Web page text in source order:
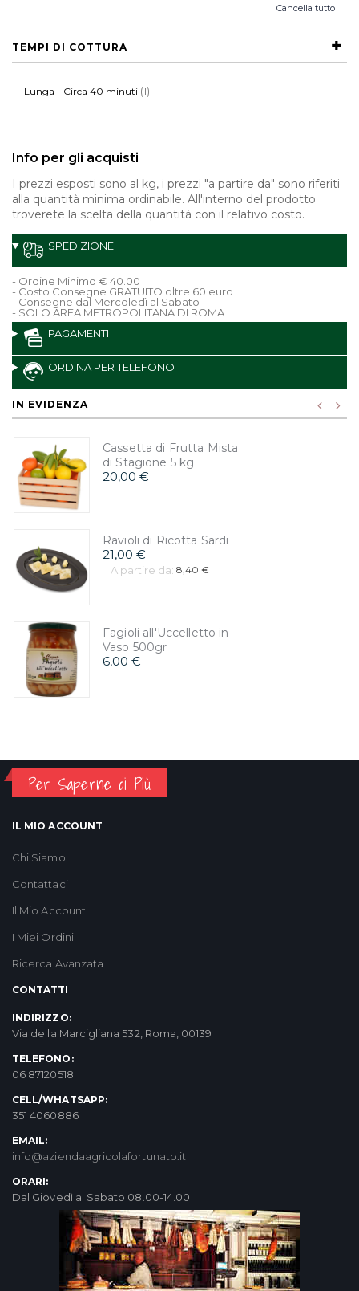
Cancella tutto
TEMPI DI COTTURA
Lunga - Circa 40 minuti (1)
Info per gli acquisti
I prezzi esposti sono al kg, i prezzi "a partire da" sono riferiti
alla quantità minima ordinabile. All'interno del prodotto
troverete la scelta della quantità con il relativo costo.
SPEDIZIONE
- Ordine Minimo € 40.00
- Costo Consegne GRATUITO oltre 60 euro
- Consegne dal Mercoledì al Sabato
- SOLO AREA METROPOLITANA DI ROMA
PAGAMENTI
ORDINA PER TELEFONO
IN EVIDENZA
Cassetta di Frutta Mista
di Stagione 5 kg
20,00 €
Ravioli di Ricotta Sardi
21,00 €
A partire da: 8,40 €
Fagioli all'Uccelletto in
Vaso 500gr
6,00 €
Per Saperne di Più
IL MIO ACCOUNT
Chi Siamo
Contattaci
Il Mio Account
I Miei Ordini
Ricerca Avanzata
CONTATTI
INDIRIZZO:
Via della Marcigliana 532, Roma, 00139
TELEFONO:
06 87120518
CELL/WHATSAPP:
351 4060886
EMAIL:
info@aziendaagricolafortunato.it
ORARI:
Dal Giovedì al Sabato 08.00-14.00